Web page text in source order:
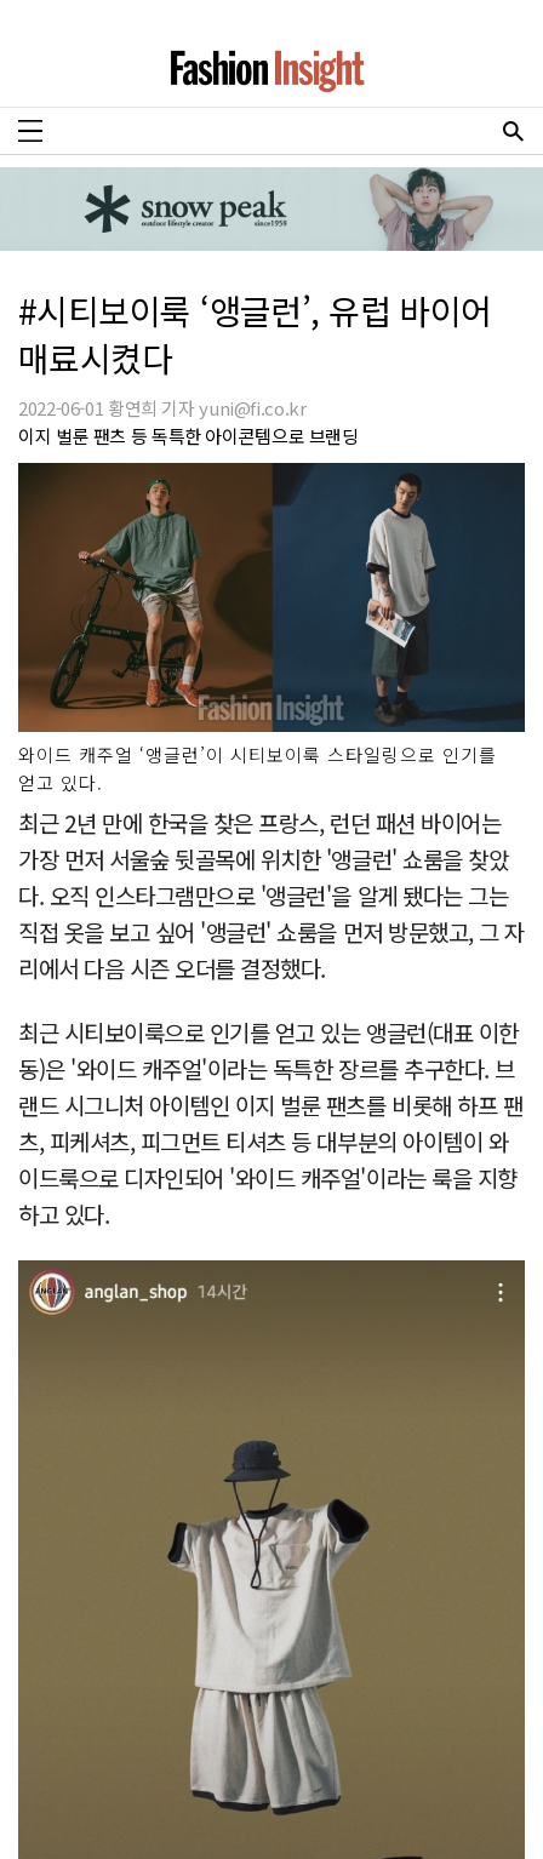
#시티보이룩 ‘앵글런’, 유럽 바이어
매료시켰다
2022-06-01 황연희 기자 yuni@fi.co.kr
이지 벌룬 팬츠 등 독특한 아이콘템으로 브랜딩
와이드 캐주얼 ‘앵글런’이 시티보이룩 스타일링으로 인기를
얻고 있다.
최근 2년 만에 한국을 찾은 프랑스, 런던 패션 바이어는
가장 먼저 서울숲 뒷골목에 위치한 '앵글런' 쇼룸을 찾았
다. 오직 인스타그램만으로 '앵글런'을 알게 됐다는 그는
직접 옷을 보고 싶어 '앵글런' 쇼룸을 먼저 방문했고, 그 자
리에서 다음 시즌 오더를 결정했다.
최근 시티보이룩으로 인기를 얻고 있는 앵글런(대표 이한
동)은 '와이드 캐주얼'이라는 독특한 장르를 추구한다. 브
랜드 시그니처 아이템인 이지 벌룬 팬츠를 비롯해 하프 팬
츠, 피케셔츠, 피그먼트 티셔츠 등 대부분의 아이템이 와
이드룩으로 디자인되어 '와이드 캐주얼'이라는 룩을 지향
하고 있다.